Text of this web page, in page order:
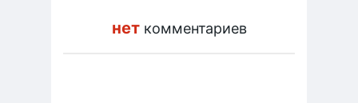
неткомментариев